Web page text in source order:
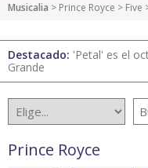
Musicalia > Prince Royce > Five
Destacado: 'Petal' es el
Grande
Prince Royce